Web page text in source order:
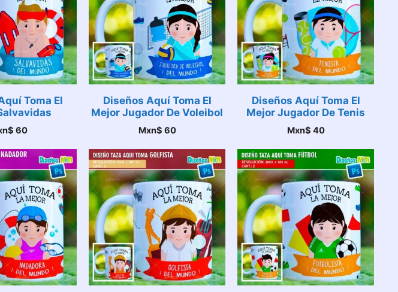
Toma El
60
Diseños Aquí Toma El
Mejor Jugador De Voleibol
Mxn$ 60
Diseños Aquí Toma El
Mejor Jugador De Tenis
Mxn$ 40